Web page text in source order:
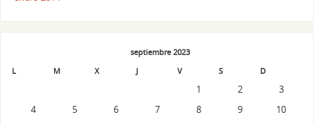
septiembre 2023
L
M X J V S D
1 2
3
4
5 6 7 8 9
10